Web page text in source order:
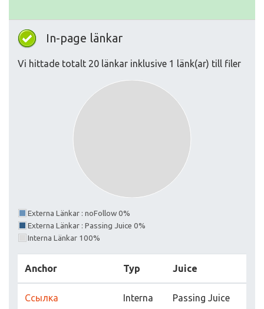
In-page länkar
Vi hittade totalt 20 länkar inklusive 1 länk(ar) till filer
Externa Länkar : noFollow 0%
Externa Länkar : Passing Juice 0%
Interna Länkar 100%
Anchor Typ Juice
Ссылка Interna Passing Juice